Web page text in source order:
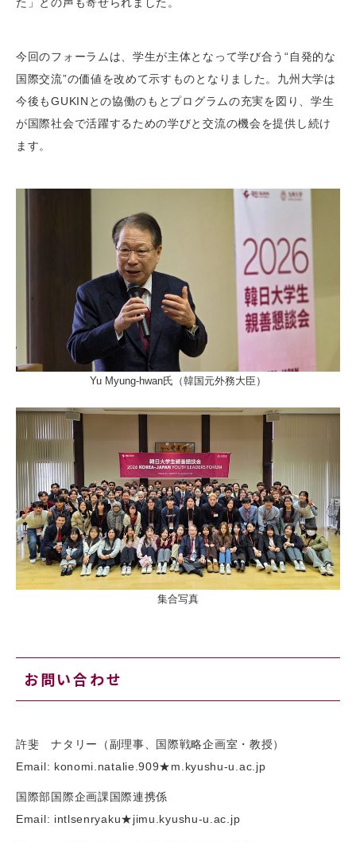
今回のフォーラムは、学生が主体となって学び合う“自発的な
国際交流”の価値を改めて示すものとなりました。九州大学は
今後もGUKINとの協働のもとプログラムの充実を図り、学生
が国際社会で活躍するための学びと交流の機会を提供し続け
ます。
Yu Myung-hwan氏（韓国元外務大臣）
集合写真
お問い合わせ
許斐 ナタリー（副理事、国際戦略企画室・教授）
Email: konomi.natalie.909★m.kyushu-u.ac.jp
国際部国際企画課国際連携係
Email: intlsenryaku★jimu.kyushu-u.ac.jp